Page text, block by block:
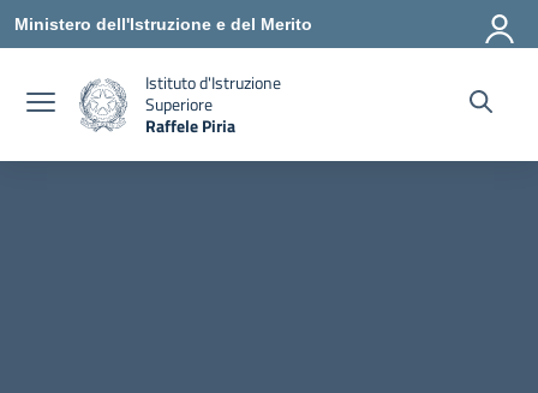
Vai ai contenuti
Vai al menu di navigazione
Vai al footer
Ministero dell'Istruzione e del Merito
Istituto d'Istruzione
Superiore
Raffele Piria